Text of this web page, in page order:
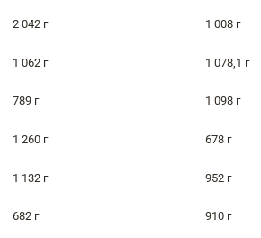
2 042 г 1 008 г
1 062 г 1 078,1 г
789 г 1 098 г
1 260 г 678 г
1 132 г 952 г
682 г 910 г